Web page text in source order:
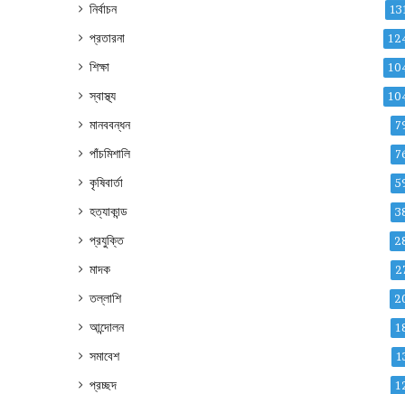
নির্বাচন
প্রতারনা
শিক্ষা
স্বাস্থ্য
মানববন্ধন
পাঁচমিশালি
কৃষিবার্তা
হত্যাকান্ড
প্রযুক্তি
মাদক
তল্লাশি
আন্দোলন
সমাবেশ
প্রচ্ছদ